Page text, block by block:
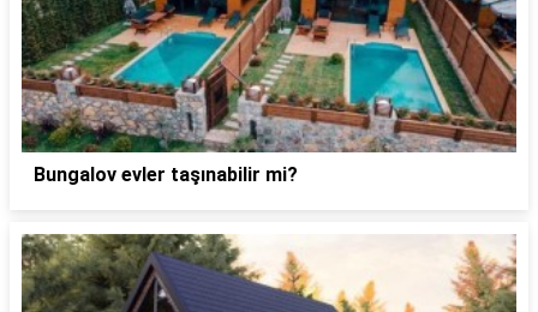
Bungalov evler taşınabilir mi?